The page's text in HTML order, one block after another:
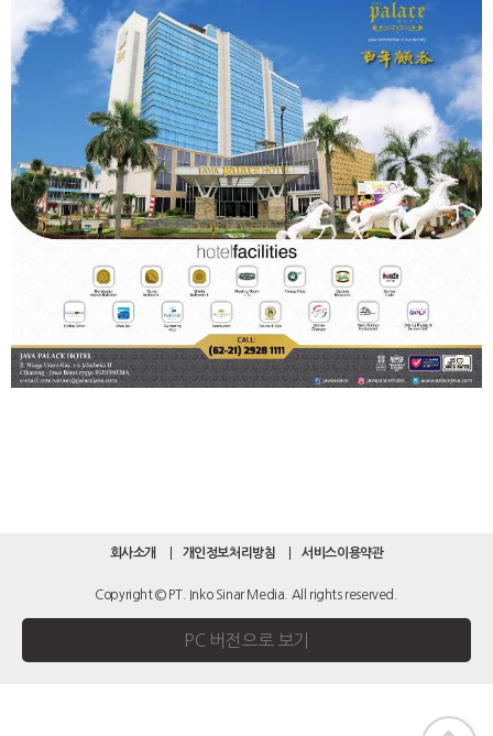
회사소개 개인정보처리방침 서비스이용약관
Copyright © PT. Inko Sinar Media. All rights reserved.
PC 버전으로 보기